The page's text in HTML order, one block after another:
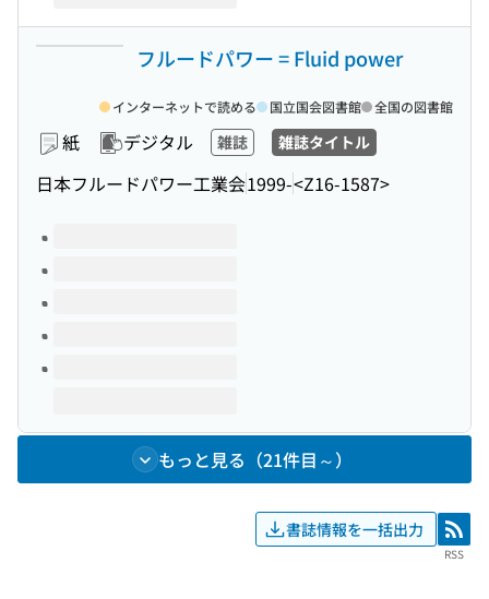
フルードパワー = Fluid power
紙 デジタル 雑誌 雑誌タイトル
日本フルードパワー工業会1999-<Z16-1587>
インターネットで読める 国立国会図書館 全国の図書館
このタイトルの巻号
もっと見る（21件目～）
書誌情報を一括出力 RSS
RSS